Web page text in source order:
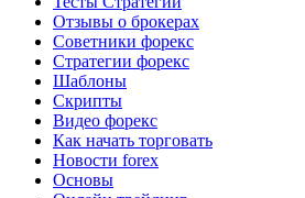
Отзывы о брокерах
Советники форекс
Стратегии форекс
Шаблоны
Скрипты
Видео форекс
Как начать торговать
Новости forex
Основы